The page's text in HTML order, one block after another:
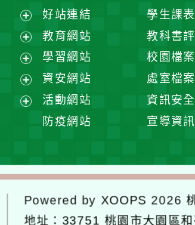
展
開
選
單
展
選
單
展
選
單
展
選
展
單
好站連結
教育網站
學習網站
資安網站
活動網站
防疫網站
學生課表
教科書
校園檔案
處室檔案
資訊安全
宣導資訊
Powered by XOOPS 2026
地址： 33751 桃園市大園區